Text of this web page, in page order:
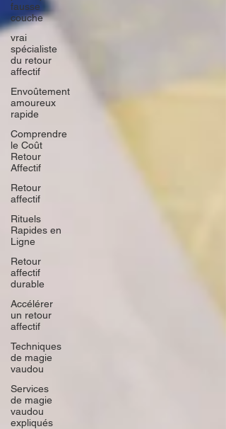
fausse
couche
vrai
spécialiste
du retour
affectif
Envoûtement
amoureux
rapide
Comprendre
le Coût
Retour
Affectif
Retour
affectif
Rituels
Rapides en
Ligne
Retour
affectif
durable
Accélérer
un retour
affectif
Techniques
de magie
vaudou
Services
de magie
vaudou
expliqués